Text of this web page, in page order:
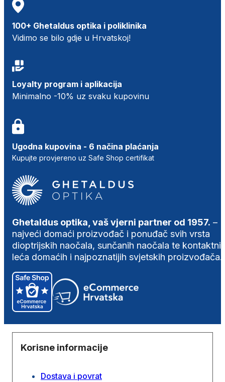
100+ Ghetaldus optika i poliklinika
Vidimo se bilo gdje u Hrvatskoj!
Loyalty program i aplikacija
Minimalno -10% uz svaku kupovinu
Ugodna kupovina - 6 načina plaćanja
Kupujte provjereno uz Safe Shop certifikat
Ghetaldus optika, vaš vjerni partner od 1957. –
najveći domaći proizvođač i ponuđač svih vrsta
dioptrijskih naočala, sunčanih naočala te
leća domaćih i najpoznatijih svjetskih proizvođača.
Korisne informacije
Dostava i povrat